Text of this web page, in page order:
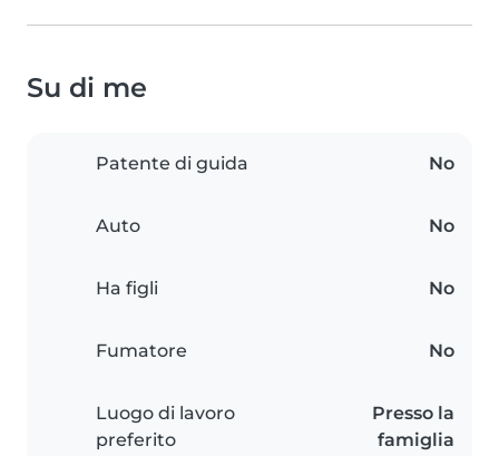
Su di me
Patente di guida No
Auto No
Ha figli No
Fumatore No
Luogo di lavoro
preferito
Presso la
famiglia